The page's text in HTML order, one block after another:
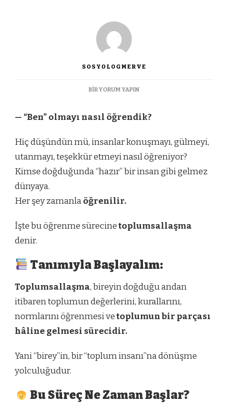
SOSYOLOGMERVE
TOPLUMSALLAŞMA
BIR YORUM YAPIN
— “Ben” olmayı nasıl öğrendik?
Hiç düşündün mü, insanlar konuşmayı, gülmeyi,
utanmayı, teşekkür etmeyi nasıl öğreniyor?
Kimse doğduğunda “hazır” bir insan gibi gelmez
dünyaya.
Her şey zamanlaöğrenilir.
İşte bu öğrenme sürecinetoplumsallaşma
denir.
Tanımıyla Başlayalım:
Toplumsallaşma, bireyin doğduğu andan
itibaren toplumun değerlerini, kurallarını,
normlarını öğrenmesi vetoplumun bir parçası
hâline gelmesi sürecidir.
Yani “birey”in, bir “toplum insanı”na dönüşme
yolculuğudur.
Bu Süreç Ne Zaman Başlar?